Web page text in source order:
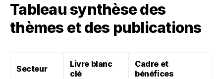
Tableau synthèse des
thèmes et des publications
Secteur
Livre blanc
clé
Cadre et
bénéfices